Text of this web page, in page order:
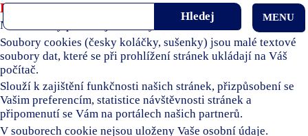
Používáme soubory cookies
Naše stránky používají soubory cookies.
Soubory cookies (česky koláčky, sušenky) jsou malé textové
soubory dat, které se při prohlížení stránek ukládají na Váš
počítač.
Slouží k zajištění funkčnosti našich stránek, přizpůsobení se
Vašim preferencím, statistice návštěvnosti stránek a
připomenutí se Vám na portálech našich partnerů.
V souborech cookie nejsou uloženy Vaše osobní údaje.
MENU